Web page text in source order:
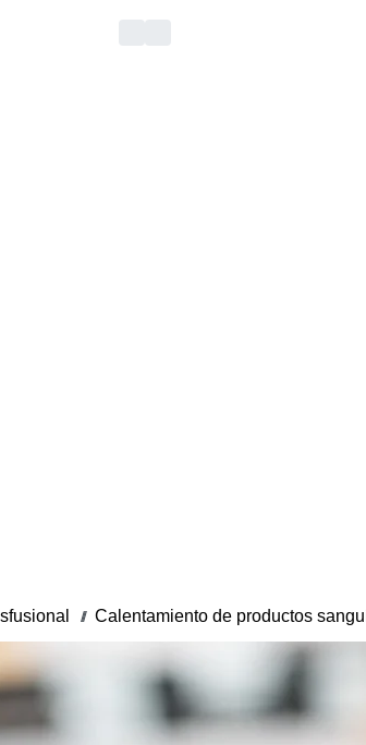
/// Calentamiento de productos